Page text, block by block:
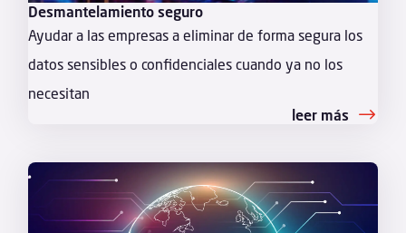
Desmantelamiento seguro
Ayudar a las empresas a eliminar de forma segura los
datos sensibles o confidenciales cuando ya no los
necesitan
leer más